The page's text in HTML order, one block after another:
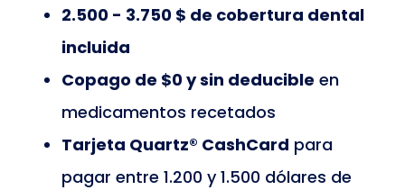
2.500 - 3.750 $ de cobertura dental
incluida
Copago de $0 y sin deducible en
medicamentos recetados
Tarjeta Quartz® CashCard para
pagar entre 1.200 y 1.500 dólares de